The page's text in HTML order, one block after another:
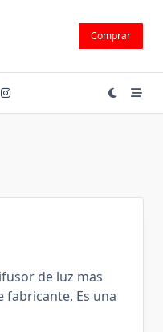
Comprar
de luz mas
fabricante. Es una